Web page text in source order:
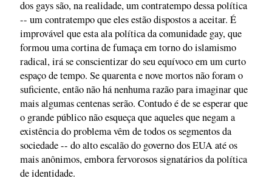
dos gays são, na realidade, um contratempo dessa política
-- um contratempo que eles estão dispostos a aceitar. É
improvável que esta ala política da comunidade gay, que
formou uma cortina de fumaça em torno do islamismo
radical, irá se conscientizar do seu equívoco em um curto
espaço de tempo. Se quarenta e nove mortos não foram o
suficiente, então não há nenhuma razão para imaginar que
mais algumas centenas serão. Contudo é de se esperar que
o grande público não esqueça que aqueles que negam a
existência do problema vêm de todos os segmentos da
sociedade -- do alto escalão do governo dos EUA até os
mais anônimos, embora fervorosos signatários da política
de identidade.